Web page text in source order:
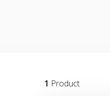
1 Product